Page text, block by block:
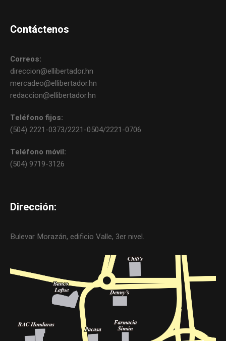
Contáctenos
Correos:
direccion@ellibertador.hn
mercadeo@ellibertador.hn
redaccion@ellibertador.hn
Teléfono fijos:
(504) 2221-0373/2221-0504/2221-0706
Teléfono móvil:
(504) 9719-3126
Dirección:
Bulevar Morazán, edificio Valle, 3er nivel.